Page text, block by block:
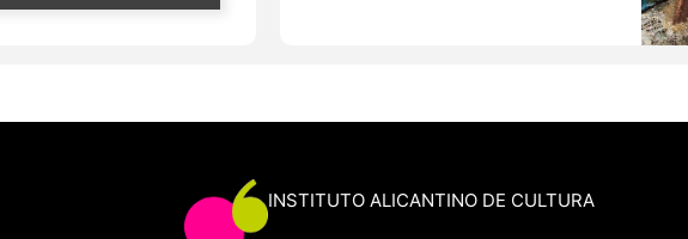
INSTITUTO ALICANTINO DE CULTURA